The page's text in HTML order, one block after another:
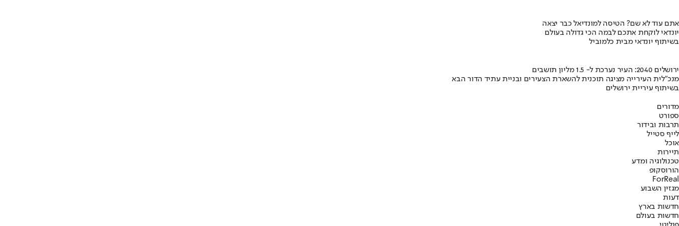
אתם עוד לא שם? הטיסה למונדיאל כבר יצאה
יונדאי לוקחת אתכם לבמה הכי גדולה בעולם
בשיתוף יונדאי מבית כלמוביל
ירושלים 2040: העיר נערכת ל- 1.5 מליון תושבים
מנכ"לית העירייה מציגה תוכנית להשארת הצעירים ובניית עתיד הדור הבא
בשיתוף עיריית ירושלים
מדורים
ספורט
תרבות ובידור
לייף סטייל
אוכל
תיירות
טכנולוגיה ומדע
הורוסקופ
ForReal
מגזין השבוע
דעות
חדשות בארץ
חדשות בעולם